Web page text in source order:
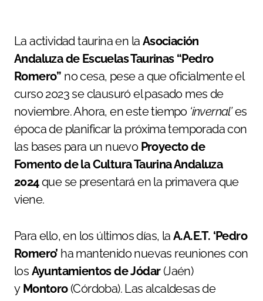
La actividad taurina en la Asociación
Andaluza de Escuelas Taurinas “Pedro
Romero” no cesa, pese a que oficialmente el
curso 2023 se clausuró el pasado mes de
noviembre. Ahora, en este tiempo‘invernal’es
época de planificar la próxima temporada con
las bases para un nuevo Proyecto de
Fomento de la Cultura Taurina Andaluza
2024que se presentará en la primavera que
viene.
Para ello, en los últimos días, la A.A.E.T. ‘Pedro
Romero’ ha mantenido nuevas reuniones con
los Ayuntamientos deJódar(Jaén)
y Montoro(Córdoba). Las alcaldesas de